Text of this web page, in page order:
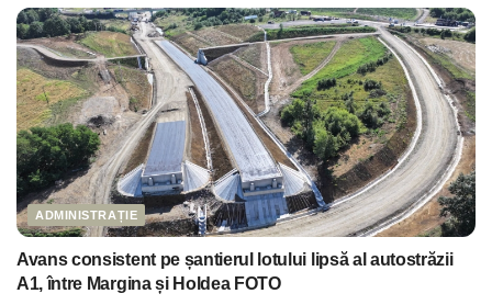
ADMINISTRAȚIE
Avans consistent pe șantierul lotului lipsă al autostrăzii
A1, între Margina și Holdea FOTO